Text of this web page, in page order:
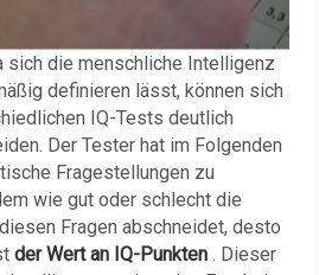
sich die menschliche Intelligenz
definieren lässt, können sich
IQ-Tests deutlich
Der Tester hat im Folgenden
Fragestellungen zu
wie gut oder schlecht die
Fragen abschneidet, desto
der Wert an IQ-Punkten . Dieser